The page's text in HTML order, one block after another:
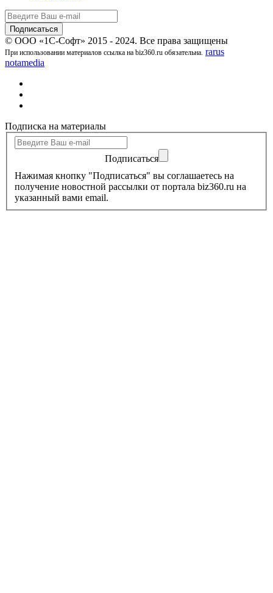
© ООО «1С-Софт» 2015 - 2024. Все права защищены
При использовании материалов ссылка на biz360.ru обязательна. rarus
notamedia
Подписка на материалы
Подписаться
Нажимая кнопку "Подписаться" вы соглашаетесь на
получение новостной рассылки от портала biz360.ru на
указанный вами email.